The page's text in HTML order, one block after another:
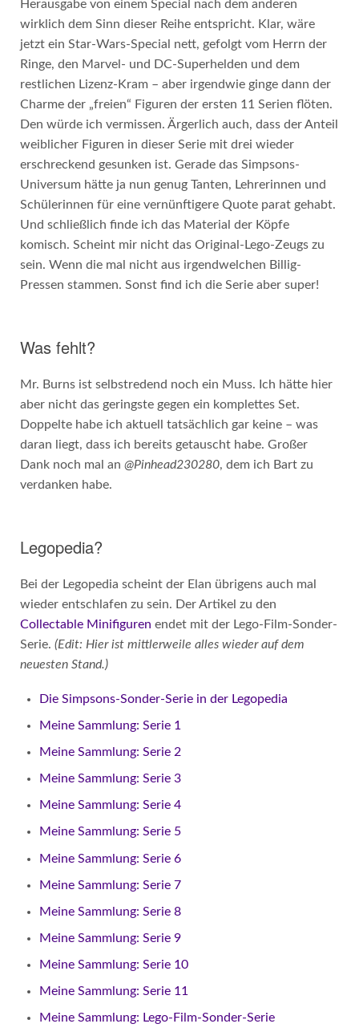
Herausgabe von einem Special nach dem anderen
wirklich dem Sinn dieser Reihe entspricht. Klar, wäre
jetzt ein Star-Wars-Special nett, gefolgt vom Herrn der
Ringe, den Marvel- und DC-Superhelden und dem
restlichen Lizenz-Kram – aber irgendwie ginge dann der
Charme der „freien“ Figuren der ersten 11 Serien flöten.
Den würde ich vermissen. Ärgerlich auch, dass der Anteil
weiblicher Figuren in dieser Serie mit drei wieder
erschreckend gesunken ist. Gerade das Simpsons-
Universum hätte ja nun genug Tanten, Lehrerinnen und
Schülerinnen für eine vernünftigere Quote parat gehabt.
Und schließlich finde ich das Material der Köpfe
komisch. Scheint mir nicht das Original-Lego-Zeugs zu
sein. Wenn die mal nicht aus irgendwelchen Billig-
Pressen stammen. Sonst find ich die Serie aber super!
Was fehlt?
Mr. Burns ist selbstredend noch ein Muss. Ich hätte hier
aber nicht das geringste gegen ein komplettes Set.
Doppelte habe ich aktuell tatsächlich gar keine – was
daran liegt, dass ich bereits getauscht habe. Großer
Dank noch mal an @Pinhead230280, dem ich Bart zu
verdanken habe.
Legopedia?
Bei der Legopedia scheint der Elan übrigens auch mal
wieder entschlafen zu sein. Der Artikel zu den
Collectable Minifiguren endet mit der Lego-Film-Sonder-
Serie. (Edit: Hier ist mittlerweile alles wieder auf dem
neuesten Stand.)
Die Simpsons-Sonder-Serie in der Legopedia
Meine Sammlung: Serie 1
Meine Sammlung: Serie 2
Meine Sammlung: Serie 3
Meine Sammlung: Serie 4
Meine Sammlung: Serie 5
Meine Sammlung: Serie 6
Meine Sammlung: Serie 7
Meine Sammlung: Serie 8
Meine Sammlung: Serie 9
Meine Sammlung: Serie 10
Meine Sammlung: Serie 11
Meine Sammlung: Lego-Film-Sonder-Serie